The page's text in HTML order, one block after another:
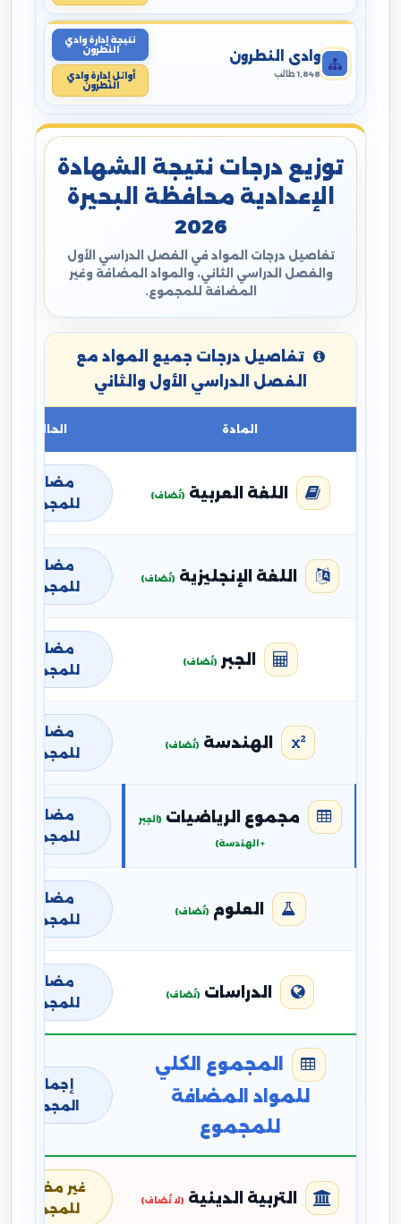
وادي النطرون
1,848 طالب
نتيجة إدارة وادي
النطرون
أوائل إدارة وادي
النطرون
توزيع درجات نتيجة الشهادة
الإعدادية محافظة البحيرة
2026
تفاصيل درجات المواد في الفصل الدراسي الأول
والفصل الدراسي الثاني، والمواد المضافة وغير
المضافة للمجموع.
تفاصيل درجات جميع المواد مع
الفصل الدراسي الأول والثاني
المادة الحالة
اللغة العربية (تُضاف)
مضافة
للمجموع
اللغة الإنجليزية (تُضاف)
مضافة
للمجموع
الجبر (تُضاف)
مضافة
للمجموع
الهندسة (تُضاف)
مضافة
للمجموع
مجموع الرياضيات (الجبر
+ الهندسة)
مضافة
للمجموع
العلوم (تُضاف)
مضافة
للمجموع
الدراسات (تُضاف)
مضافة
للمجموع
المجموع الكلي
للمواد المضافة
للمجموع
إجمالي
المجموع
التربية الدينية (لا تُضاف)
غير مضافة
للمجموع